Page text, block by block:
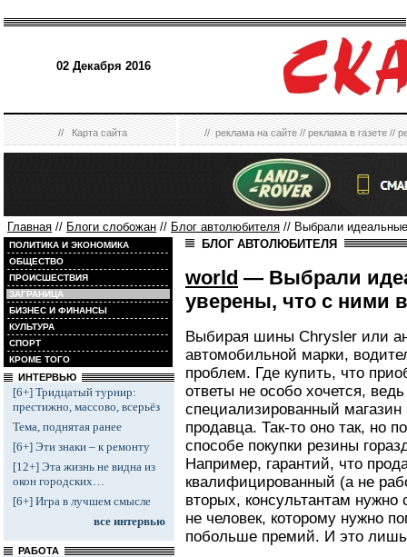
02 Декабря 2016
//Карта сайта //реклама на сайте//реклама в газете//
Главная // Блоги слобожан // Блог автолюбителя // Выбрали
ПОЛИТИКА И ЭКОНОМИКА
ОБЩЕСТВО
ПРОИСШЕСТВИЯ
ЗАГРАНИЦА
БИЗНЕС И ФИНАНСЫ
КУЛЬТУРА
СПОРТ
КРОМЕ ТОГО
ИНТЕРВЬЮ
[6+] Тридцатый турнир:
престижно, массово, всерьёз
Тема, поднятая ранее
[6+] Эти знаки – к ремонту
[12+] Эта жизнь не видна из
окон городских…
[6+] Игра в лучшем смысле
все интервью
РАБОТА
БЛОГ АВТОЛЮБИТЕЛЯ
world — Выбрали
уверены, что с ними
Выбирая шины Chrysler или
автомобильной марки,
проблем. Где купить, что
ответы не особо хочется,
специализированный магазин
продавца. Так-то оно так, но
способе покупки резины
Например, гарантий, что
квалифицированный (а не
вторых, консультантам
не человек, которому нужно
побольше премий. И это